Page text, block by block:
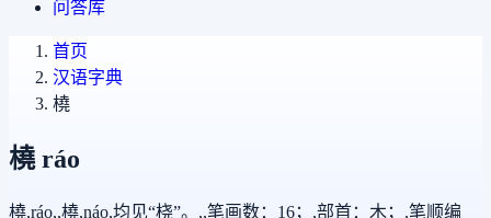
问答库
首页
汉语字典
橈
橈ráo
橈,ráo,,橈,náo,均见“桡”。,,笔画数：16；,部首：木；,笔顺编